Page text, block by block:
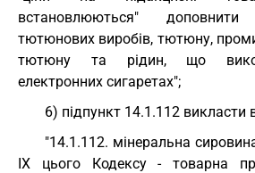
встановлюються"
тютюнових виробів, тютюну,
тютюну та рідин, що
електронних сигаретах";
6) підпункт 14.1.112 викласти
"14.1.112. мінеральна
IX цього Кодексу - товарна